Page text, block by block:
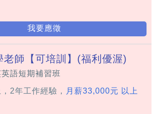
我要應徵
老師【可培訓】(福利優渥)
語短期補習班
2年工作經驗， 月薪33,000元 以上